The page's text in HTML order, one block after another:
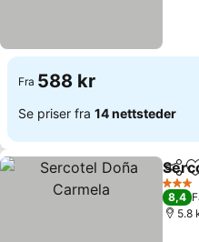
Fra 588 kr
Se priser fra 14 nettsteder
Del
3
8,4
5.8